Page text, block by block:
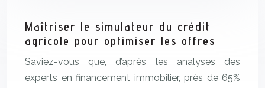
Maîtriser le simulateur du crédit
agricole pour optimiser les offres
Saviez-vous que, d’après les analyses des
experts en financement immobilier, près de 65%